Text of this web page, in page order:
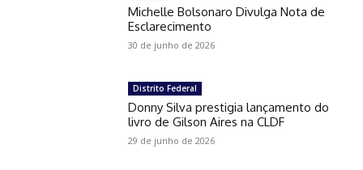
Michelle Bolsonaro Divulga Nota de
Esclarecimento
30 de junho de 2026
Distrito Federal
Donny Silva prestigia lançamento do
livro de Gilson Aires na CLDF
29 de junho de 2026